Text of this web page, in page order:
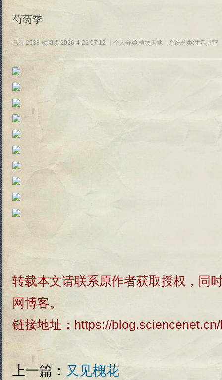
芍药季
已有 2538 次阅读 2026-4-22 07:12 个人分类:植物天地 系统分类:生活其它
转载本文请联系原作者获取授权，同
网博客。
链接地址： https://
上一篇： 又见槐花